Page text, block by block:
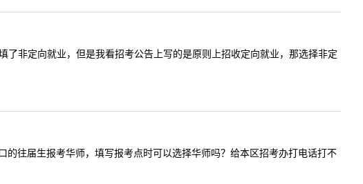
非定向就业，但是我看招考公告上写的是原则上招收定向就业，那选择非定
往届生报考华师，填写报考点时可以选择华师吗？给本区招考办打电话打不